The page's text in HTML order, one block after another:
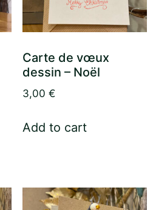
Carte de vœux
dessin – Noël
3,00 €
Add to cart